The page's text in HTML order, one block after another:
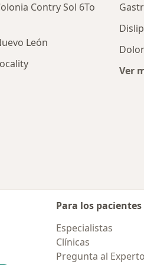
Contry Sol 6To
León
Ver
Para los pacientes
Especialistas
Clínicas
Pregunta al Experto